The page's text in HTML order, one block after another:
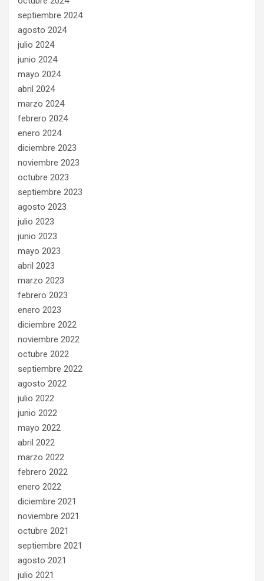
septiembre 2024
agosto 2024
julio 2024
junio 2024
mayo 2024
abril 2024
marzo 2024
febrero 2024
enero 2024
diciembre 2023
noviembre 2023
octubre 2023
septiembre 2023
agosto 2023
julio 2023
junio 2023
mayo 2023
abril 2023
marzo 2023
febrero 2023
enero 2023
diciembre 2022
noviembre 2022
octubre 2022
septiembre 2022
agosto 2022
julio 2022
junio 2022
mayo 2022
abril 2022
marzo 2022
febrero 2022
enero 2022
diciembre 2021
noviembre 2021
octubre 2021
septiembre 2021
agosto 2021
julio 2021